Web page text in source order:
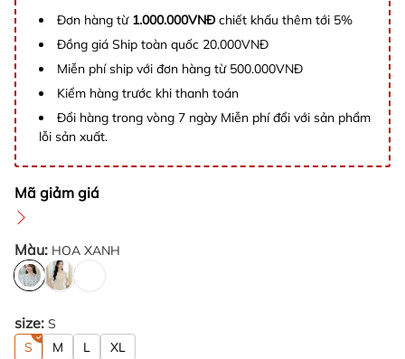
Đơn hàng từ 1.000.000VNĐchiết khấu thêm tới 5%
Đồng giá Ship toàn quốc 20.000VNĐ
Miễn phí ship với đơn hàng từ 500.000VNĐ
Kiểm hàng trước khi thanh toán
Đổi hàng trong vòng 7 ngày Miễn phí đổi với sản phẩm
lỗi sản xuất.
Mã giảm giá
Màu: HOA XANH
size: S
S
M L XL